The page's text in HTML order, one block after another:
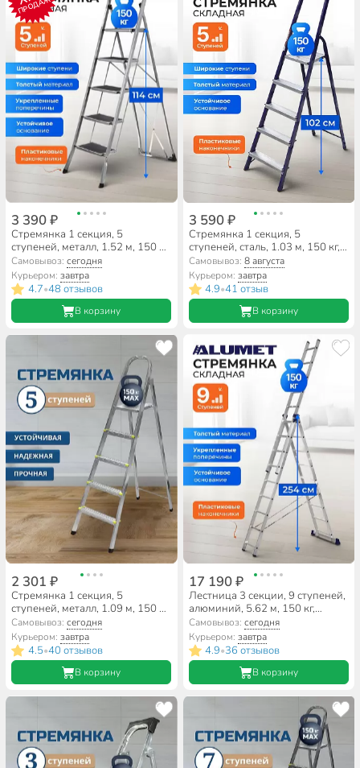
ПРОДАЖ
3 390 ₽
Стремянка 1 секция, 5
ступеней, металл, 1.52 м, 150 кг,
широкая ступень, WK6018D-5C
Самовывоз:сегодня
Курьером:завтра
4.7•48 отзывов
В корзину
3 590 ₽
Стремянка 1 секция, 5
ступеней, сталь, 1.03 м, 150 кг,
Alumet, М8405
Самовывоз: 8 августа
Курьером: завтра
4.9•41 отзыв
В корзину
2 301 ₽
Стремянка 1 секция, 5
ступеней, металл, 1.09 м, 150 кг,
Amigo, ЛС1005
Самовывоз:сегодня
Курьером:завтра
4.5•40 отзывов
В корзину
17 190 ₽
Лестница 3 секции, 9 ступеней,
алюминий, 5.62 м, 150 кг,
Alumet, 5309
Самовывоз: сегодня
Курьером: завтра
4.9•36 отзывов
В корзину